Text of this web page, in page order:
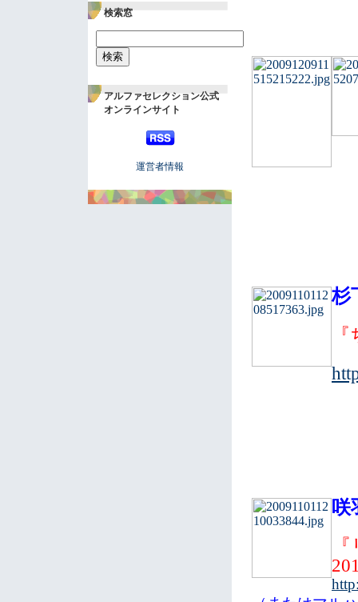
検索窓
アルファセレクション公式
オンラインサイト
運営者情報
杉